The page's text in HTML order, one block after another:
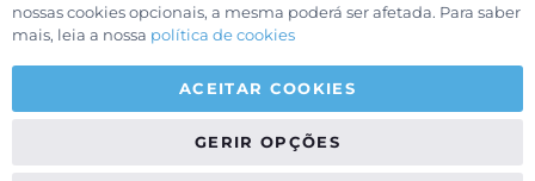
nossas cookies opcionais, a mesma poderá ser afetada. Para saber
mais, leia a nossa política de cookies
ACEITAR COOKIES
GERIR OPÇÕES